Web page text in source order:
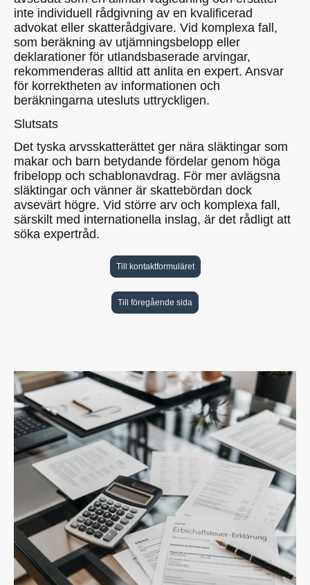
inte individuell rådgivning av en kvalificerad
advokat eller skatterådgivare. Vid komplexa fall,
som beräkning av utjämningsbelopp eller
deklarationer för utlandsbaserade arvingar,
rekommenderas alltid att anlita en expert. Ansvar
för korrektheten av informationen och
beräkningarna utesluts uttryckligen.
Slutsats
Det tyska arvsskatterättet ger nära släktingar som
makar och barn betydande fördelar genom höga
fribelopp och schablonavdrag. För mer avlägsna
släktingar och vänner är skattebördan dock
avsevärt högre. Vid större arv och komplexa fall,
särskilt med internationella inslag, är det rådligt att
söka expertråd.
Till kontaktformuläret
Till föregående sida